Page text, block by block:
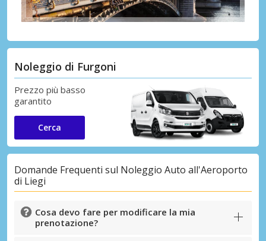
Noleggio di Furgoni
Prezzo più basso
garantito
Cerca
Domande Frequenti sul Noleggio Auto all'Aeroporto
di Liegi
Cosa devo fare per modificare la mia
prenotazione?